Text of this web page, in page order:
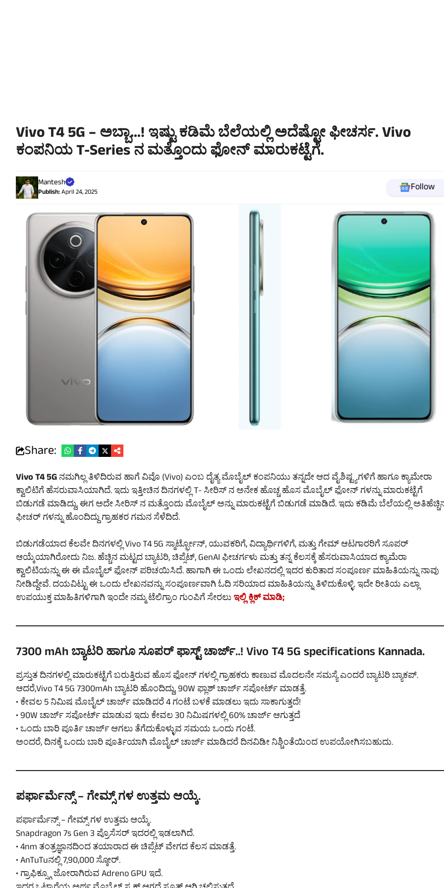
Vivo T4 5G – ಅಬ್ಬಾ…! ಇಷ್ಟು ಕಡಿಮೆ ಬೆಲೆಯಲ್ಲಿ ಅದೆಷ್ಟೋ ಫೀಚರ್ಸ. Vivo
ಕಂಪನಿಯ T-Series ನ ಮತ್ತೊಂದು ಫೋನ್ ಮಾರುಕಟ್ಟೆಗೆ.
Mantesh
Publish:April 24, 2025 Follow
Share:
Vivo T4 5Gನಮಗಿಲ್ಲ ತಿಳಿದಿರುವ ಹಾಗೆ ವಿವೊ (Vivo) ಎಂಬ ದೈತ್ಯ ಮೊಬೈಲ್ ಕಂಪನಿಯು ತನ್ನದೇ ಆದ ವೈಶಿಷ್ಟ್ಯಗಳಿಗೆ ಹಾಗೂ ಕ್ಯಾಮೇರಾ
ಕ್ವಾಲಿಟಿಗೆ ಹೆಸರುವಾಸಿಯಾಗಿದೆ. ಇದು ಇತ್ತೀಚಿನ ದಿನಗಳಲ್ಲಿ T- ಸೀರಿಸ್ ನ ಅನೇಕ ಹೊಚ್ಚ ಹೊಸ ಮೊಬೈಲ್ ಫೋನ್ ಗಳನ್ನು ಮಾರುಕಟ್ಟೆಗೆ
ಬಿಡುಗಡೆ ಮಾಡಿದ್ದು, ಈಗ ಅದೇ ಸೀರಿಸ್ ನ ಮತ್ತೊಂದು ಮೊಬೈಲ್ ಅನ್ನು ಮಾರುಕಟ್ಟೆಗೆ ಬಿಡುಗಡೆ ಮಾಡಿದೆ. ಇದು ಕಡಿಮೆ ಬೆಲೆಯಲ್ಲಿ
ಫೀಚರ್ ಗಳನ್ನು ಹೊಂದಿದ್ದು ಗ್ರಾಹಕರ ಗಮನ ಸೆಳೆದಿದೆ.
ಬಿಡುಗಡೆಯಾದ ಕೆಲವೇ ದಿನಗಳಲ್ಲಿ Vivo T4 5G ಸ್ಮಾರ್ಟ್ಫೋನ್, ಯುವಕರಿಗೆ, ವಿದ್ಯಾರ್ಥಿಗಳಿಗೆ, ಮತ್ತು ಗೇಮ್ ಆಟಗಾರರಿಗೆ ಸೂಪರ್
ಆಯ್ಕೆಯಾಗಿರೋದು ನಿಜ. ಹೆಚ್ಚಿನ ಮಟ್ಟದ ಬ್ಯಾಟರಿ, ಚಿಪ್ಸೆಟ್, GenAI ಫೀಚರ್ಗಳು ಮತ್ತು ತನ್ನ ಕೆಲಸಕ್ಕೆ ಹೆಸರುವಾಸಿಯಾದ ಕ್ಯಾಮೆರಾ
ಕ್ವಾಲಿಟಿಯನ್ನು ಈ ಈ ಮೊಬೈಲ್ ಫೋನ್ ಪರಿಚಯಿಸಿದೆ. ಹಾಗಾಗಿ ಈ ಒಂದು ಲೇಖನದಲ್ಲಿ ಇದರ ಕುರಿತಾದ ಸಂಪೂರ್ಣ ಮಾಹಿತಿಯನ್ನು ನಾವು
ನೀಡಿದ್ದೇವೆ. ದಯವಿಟ್ಟು ಈ ಒಂದು ಲೇಖನವನ್ನು ಸಂಪೂರ್ಣವಾಗಿ ಓದಿ ಸರಿಯಾದ ಮಾಹಿತಿಯನ್ನು ತಿಳಿದುಕೊಳ್ಳಿ. ಇದೇ ರೀತಿಯ ಎಲ್ಲಾ
ಉಪಯುಕ್ತ ಮಾಹಿತಿಗಳಿಗಾಗಿ ಇಂದೇ ನಮ್ಮ ಟೆಲಿಗ್ರಾಂ ಗುಂಪಿಗೆ ಸೇರಲುಇಲ್ಲಿ ಕ್ಲಿಕ್ ಮಾಡಿ;
7300 mAh ಬ್ಯಾಟರಿ ಹಾಗೂ ಸೂಪರ್ ಫಾಸ್ಟ್ ಚಾರ್ಜ್..! Vivo T4 5G specifications Kannada.
ಪ್ರಸ್ತುತ ದಿನಗಳಲ್ಲಿ ಮಾರುಕಟ್ಟೆಗೆ ಬರುತ್ತಿರುವ ಹೊಸ ಫೋನ್ ಗಳಲ್ಲಿ ಗ್ರಾಹಕರು ಕಾಣುವ ಮೊದಲನೇ ಸಮಸ್ಯೆ ಎಂದರೆ ಬ್ಯಾಟರಿ ಬ್ಯಾಕಪ್.
ಆದರೆ,Vivo T4 5G 7300mAh ಬ್ಯಾಟರಿ ಹೊಂದಿದ್ದು, 90W ಫ್ಲಾಶ್ ಚಾರ್ಜ್ ಸಪೋರ್ಟ್ ಮಾಡತ್ತೆ.
• ಕೇವಲ 5 ನಿಮಿಷ ಮೊಬೈಲ್ ಚಾರ್ಜ್ ಮಾಡಿದರೆ 4 ಗಂಟೆ ಬಳಕೆ ಮಾಡಲು ಇದು ಸಾಕಾಗುತ್ತದೆ!
• 90W ಚಾರ್ಜ್ ಸಪೋರ್ಟ್ ಮಾಡುವ ಇದು ಕೇವಲ 30 ನಿಮಿಷಗಳಲ್ಲಿ 60% ಚಾರ್ಜ್ ಆಗುತ್ತದೆ
• ಒಂದು ಬಾರಿ ಪೂರ್ತಿ ಚಾರ್ಜ್ ಆಗಲು ತೆಗೆದುಕೊಳ್ಳುವ ಸಮಯ ಒಂದು ಗಂಟೆ.
ಅಂದರೆ, ದಿನಕ್ಕೆ ಒಂದು ಬಾರಿ ಪೂರ್ತಿಯಾಗಿ ಮೊಬೈಲ್ ಚಾರ್ಜ್ ಮಾಡಿದರೆ ದಿನವಿಡೀ ನಿಶ್ಚಿಂತೆಯಿಂದ ಉಪಯೋಗಿಸಬಹುದು.
ಪರ್ಫಾರ್ಮೆನ್ಸ್ – ಗೇಮ್ಸ್ ಗಳ ಉತ್ತಮ ಆಯ್ಕೆ.
ಪರ್ಫಾರ್ಮೆನ್ಸ್ – ಗೇಮ್ಸ್ ಗಳ ಉತ್ತಮ ಆಯ್ಕೆ.
Snapdragon 7s Gen 3 ಪ್ರೊಸೆಸರ್ ಇದರಲ್ಲಿ ಇಡಲಾಗಿದೆ.
• 4nm ತಂತ್ರಜ್ಞಾನದಿಂದ ತಯಾರಾದ ಈ ಚಿಪ್ಸೆಟ್ ವೇಗದ ಕೆಲಸ ಮಾಡತ್ತೆ.
• AnTuTuನಲ್ಲಿ 7,90,000 ಸ್ಕೋರ್.
• ಗ್ರಾಫಿಕ್ಸ್ಗೂ ಜೋರಾಗಿರುವ Adreno GPU ಇದೆ.